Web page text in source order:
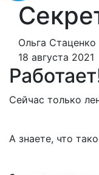
Ольга Стаценко
18 августа 2021
Сейчас только
А знаете, что